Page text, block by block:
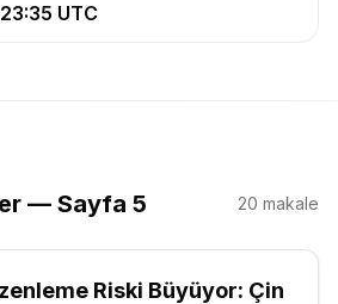
UTC
— Sayfa 5 20 makale
Riski Büyüyor: Çin